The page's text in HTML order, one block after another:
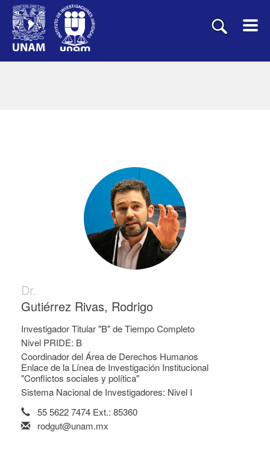
Dr.
Gutiérrez Rivas, Rodrigo
Investigador Titular "B" de Tiempo Completo
Nivel PRIDE: B
Coordinador del Área de Derechos Humanos
Enlace de la Línea de Investigación Institucional
"Conflictos sociales y política"
Sistema Nacional de Investigadores: Nivel I
55 5622 7474 Ext.: 85360
rodgut@unam.mx